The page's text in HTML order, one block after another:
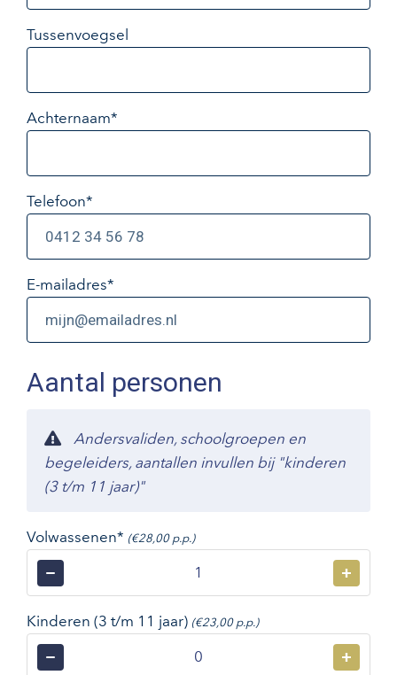
Tussenvoegsel
Achternaam*
Telefoon*
E-mailadres*
Aantal personen
Andersvaliden, schoolgroepen en
begeleiders, aantallen invullen bij "kinderen
(3 t/m 11 jaar)"
Volwassenen* (€28,00 p.p.)
− +
Kinderen (3 t/m 11 jaar) (€23,00 p.p.)
− +